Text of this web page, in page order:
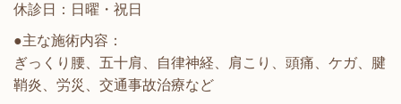
休診日：日曜・祝日
●主な施術内容：
ぎっくり腰、五十肩、自律神経、肩こり、頭痛、ケガ、腱
鞘炎、労災、交通事故治療など